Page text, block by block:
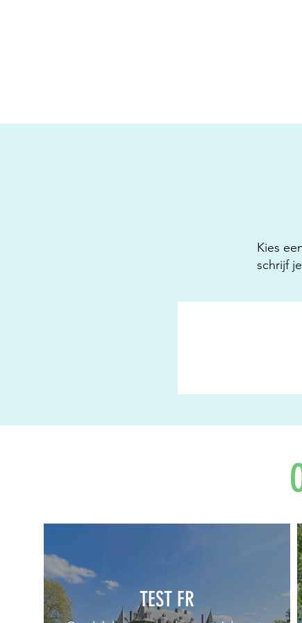
Kies
schrijf
TEST FR